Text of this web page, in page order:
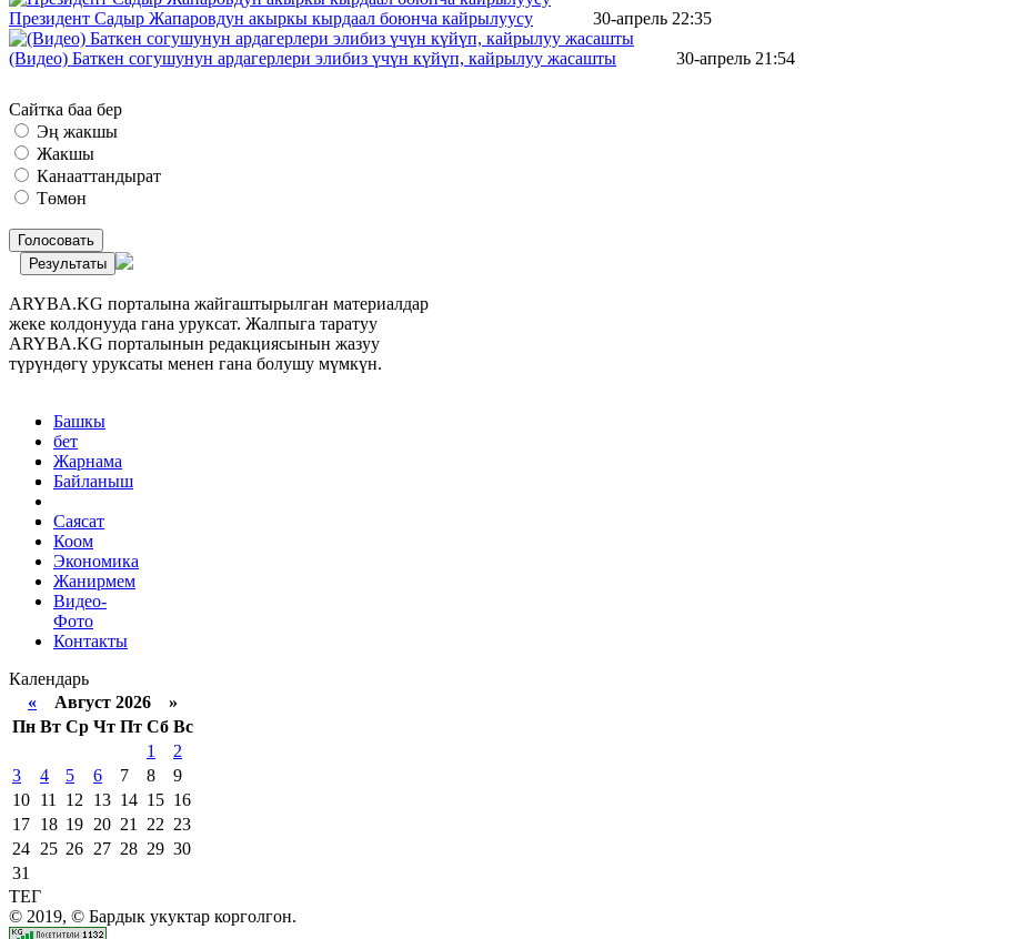
Президент Садыр Жапаровдун акыркы кырдаал боюнча кайрылуусу 30-апрель 22:35
(Видео) Баткен согушунун ардагерлери элибиз үчүн күйүп, кайрылуу жасашты 30-апрель 21:54
Сайтка баа бер
Эң жакшы
Жакшы
Канааттандырат
Төмөн
Голосовать
Результаты
ARYBA.KG порталына жайгаштырылган материалдар
жеке колдонууда гана уруксат. Жалпыга таратуу
ARYBA.KG порталынын редакциясынын жазуу
түрүндөгү уруксаты менен гана болушу мүмкүн.
Башкы
бет
Жарнама
Байланыш
Саясат
Коом
Экономика
Жанирмем
Видео-
Фото
Контакты
Календарь
« Август 2026 »
Пн Вт Ср Чт Пт Сб Вс
1
2
3
4 5 6 7 8
9
10 11 12 13 14 15 16
17 18 19 20 21 22 23
24 25 26 27 28 29 30
31
ТЕГ
© 2019, © Бардык укуктар корголгон.